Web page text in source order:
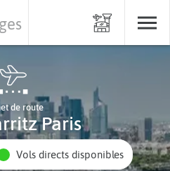
de route
Paris
Vols directs disponibles